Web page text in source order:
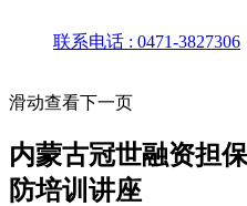
联系电话 : 0471-3827306
滑动查看下一页
内蒙古冠世融资担
防培训讲座